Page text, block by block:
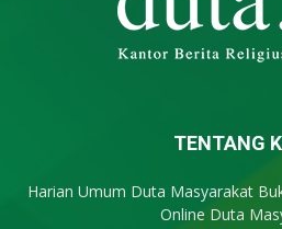
TENTANG
Harian Umum Duta Masyarakat
Online Duta